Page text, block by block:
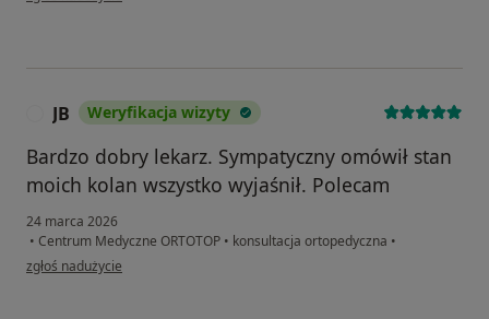
JB Weryfikacja wizyty
Bardzo dobry lekarz. Sympatyczny omówił stan
moich kolan wszystko wyjaśnił. Polecam
24 marca 2026
• Centrum Medyczne ORTOTOP • konsultacja ortopedyczna •
w opinii użytkownika JB
zgłoś nadużycie